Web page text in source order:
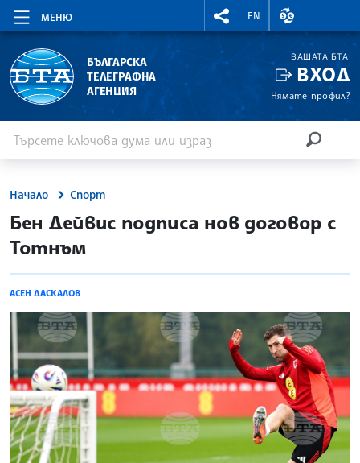
МЕНЮ
RIGHTMENU.SOCIAL
EN
ВАЛУТНИ
БЪЛГАРСКА
ТЕЛЕГРАФНА
АГЕНЦИЯ
ВАШАТА БТА
ВХОД
Нямате профил?
Начало Спорт
site.bta
Бен Дейвис подписа нов договор с
Тотнъм
АСЕН ДАСКАЛОВ